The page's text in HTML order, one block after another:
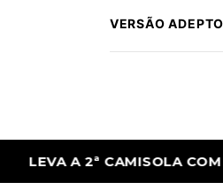
VERSÃO
DE DESCONTO